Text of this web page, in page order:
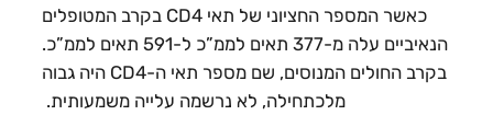
כאשר המספר החציוני של תאי CD4 בקרב המטופלים
הנאיביים עלה מ-377 תאים לממ”כ ל-591 תאים לממ”כ.
בקרב החולים המנוסים, שם מספר תאי ה-CD4 היה גבוה
מלכתחילה, לא נרשמה עלייה משמעותית.